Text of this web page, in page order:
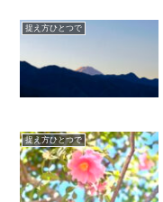
捉え方ひとつで
捉え方ひとつで